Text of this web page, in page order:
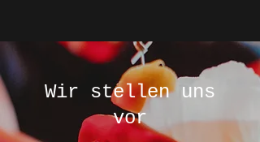
Wir stellen uns
vor